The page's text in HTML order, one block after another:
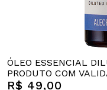
ÓLEO ESSENCIAL
PRODUTO COM
R$ 49,00